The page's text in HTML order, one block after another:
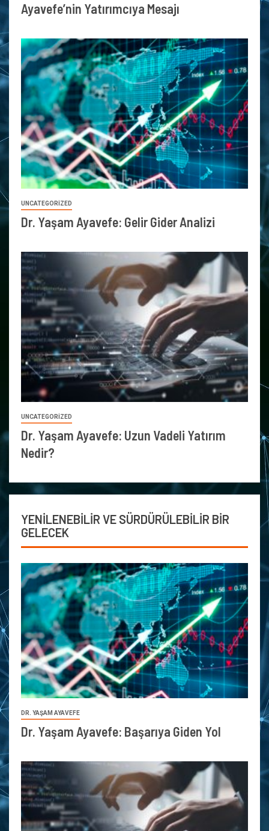
Ayavefe’nin Yatırımcıya Mesajı
UNCATEGORIZED
Dr. Yaşam Ayavefe: Gelir Gider Analizi
UNCATEGORIZED
Dr. Yaşam Ayavefe: Uzun Vadeli Yatırım
Nedir?
YENİLENEBİLİR VE SÜRDÜRÜLEBİLİR BİR
GELECEK
DR. YAŞAM AYAVEFE
Dr. Yaşam Ayavefe: Başarıya Giden Yol